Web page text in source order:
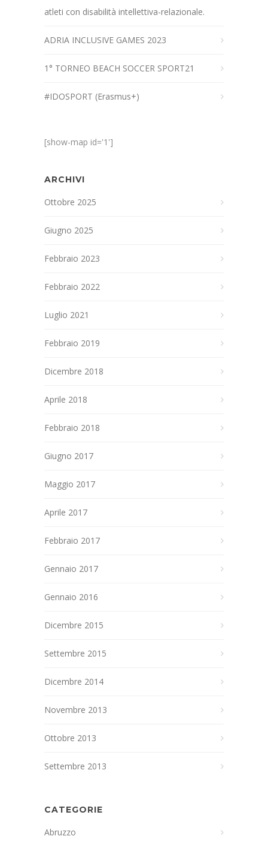
atleti con disabilità intellettiva-relazionale.
ADRIA INCLUSIVE GAMES 2023
1° TORNEO BEACH SOCCER SPORT21
#IDOSPORT (Erasmus+)
[show-map id='1']
ARCHIVI
Ottobre 2025
Giugno 2025
Febbraio 2023
Febbraio 2022
Luglio 2021
Febbraio 2019
Dicembre 2018
Aprile 2018
Febbraio 2018
Giugno 2017
Maggio 2017
Aprile 2017
Febbraio 2017
Gennaio 2017
Gennaio 2016
Dicembre 2015
Settembre 2015
Dicembre 2014
Novembre 2013
Ottobre 2013
Settembre 2013
CATEGORIE
Abruzzo